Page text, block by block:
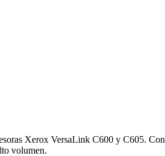
Xerox VersaLink C600 y C605.
volumen.